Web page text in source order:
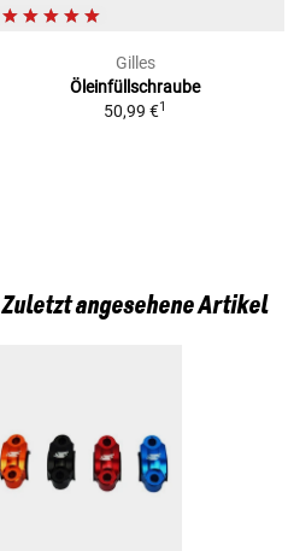
Gilles
Öleinfüllschraube
50,99 €1
Zuletzt angesehene Artikel